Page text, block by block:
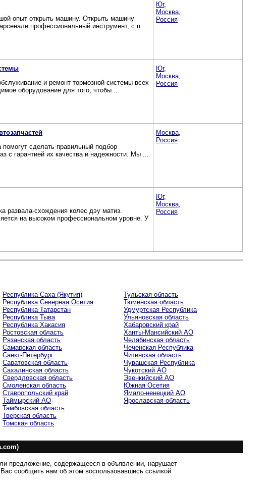
опыт открыть машину. Открыть машину
профессиональный инструмент, с п ...
Юг,
Москва,
Россия
и ремонт тормозной системы всех
оборудование для того, чтобы ...
Юг,
Москва,
Россия
помогут сделать правильный подбор
с гарантией их качества и надежности. Мы ...
Москва,
Россия
развала-схождения колес дэу матиз.
на высоком профессиональном уровне. У
Юг,
Москва,
Россия
Республика Саха (Якутия)
Республика Северная Осетия
Республика Татарстан
Республика Тыва
Республика Хакасия
Ростовская область
Рязанская область
Самарская область
Санкт-Петербург
Саратовская область
Сахалинская область
Свердловская область
Смоленская область
Ставропольский край
Таймырский AO
Тамбовская область
Тверская область
Томская область
Тульская область
Тюменская область
Удмуртская Республика
Ульяновская область
Хабаровский край
Ханты-Мансийский AO
Челябинская область
Чеченская Республика
Читинская область
Чувашская Республика
Чукотский AO
Эвенкийский AO
Южная Осетия
Ямало-ненецкий AO
Ярославская область
предложение, содержащееся в объявлении, нарушает
сообщить нам об этом воспользовавшись ссылкой